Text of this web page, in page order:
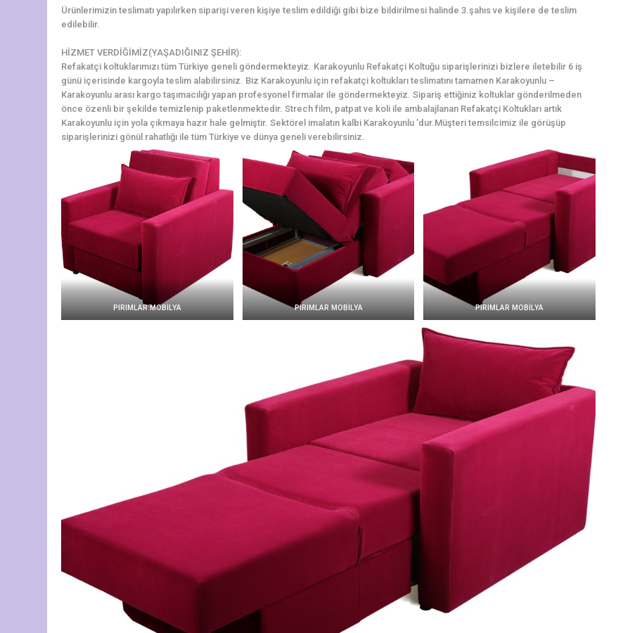
Ürünlerimizin teslimatı yapılırken siparişi veren kişiye teslim edildiği gibi bize bildirilmesi halinde 3.şahıs ve kişilere de teslim
edilebilir.
HİZMET VERDİĞİMİZ(YAŞADIĞINIZ ŞEHİR):
Refakatçi koltuklarımızı tüm Türkiye geneli göndermekteyiz. Karakoyunlu Refakatçi Koltuğu siparişlerinizi bizlere iletebilir 6 iş
günü içerisinde kargoyla teslim alabilirsiniz. Biz Karakoyunlu için refakatçi koltukları teslimatını tamamen Karakoyunlu –
Karakoyunlu arası kargo taşımacılığı yapan profesyonel firmalar ile göndermekteyiz. Sipariş ettiğiniz koltuklar gönderilmeden
önce özenli bir şekilde temizlenip paketlenmektedir. Strech film, patpat ve koli ile ambalajlanan Refakatçi Koltukları artık
Karakoyunlu için yola çıkmaya hazır hale gelmiştir. Sektörel imalatın kalbi Karakoyunlu ’dur.Müşteri temsilcimiz ile görüşüp
siparişlerinizi gönül rahatlığı ile tüm Türkiye ve dünya geneli verebilirsiniz.
PIRIMLAR MOBİLYA PIRIMLAR MOBİLYA PIRIMLAR MOBİLYA